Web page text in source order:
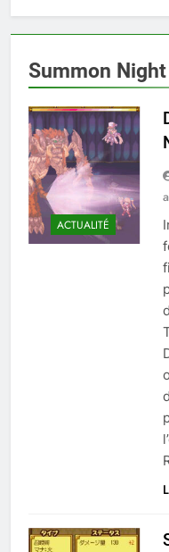
Summon
ACTUALITÉ